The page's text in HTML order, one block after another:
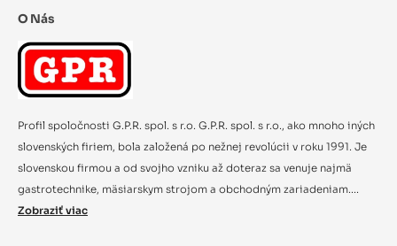
O Nás
Profil spoločnosti G.P.R. spol. s r.o. G.P.R. spol. s r.o., ako mnoho iných
slovenských firiem, bola založená po nežnej revolúcii v roku 1991. Je
slovenskou firmou a od svojho vzniku až doteraz sa venuje najmä
gastrotechnike, mäsiarskym strojom a obchodným zariadeniam....
Zobraziť viac